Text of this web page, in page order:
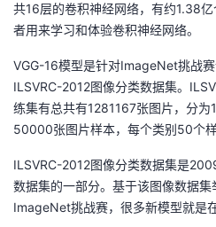
学
我
的
课
我
的
我
持
的
技
术
我
的
云
共16层的卷积神经网络，有约1.38
者用来学习和体验卷积神经网络。
VGG-16模型是针对ImageNet挑战
ILSVRC-2012图像分类数据集。
练集有总共有1281167张图片，分
50000张图片样本，每个类别50个样
ILSVRC-2012图像分类数据集是
数据集的一部分。基于该图像数据
ImageNet挑战赛，很多新模型就是